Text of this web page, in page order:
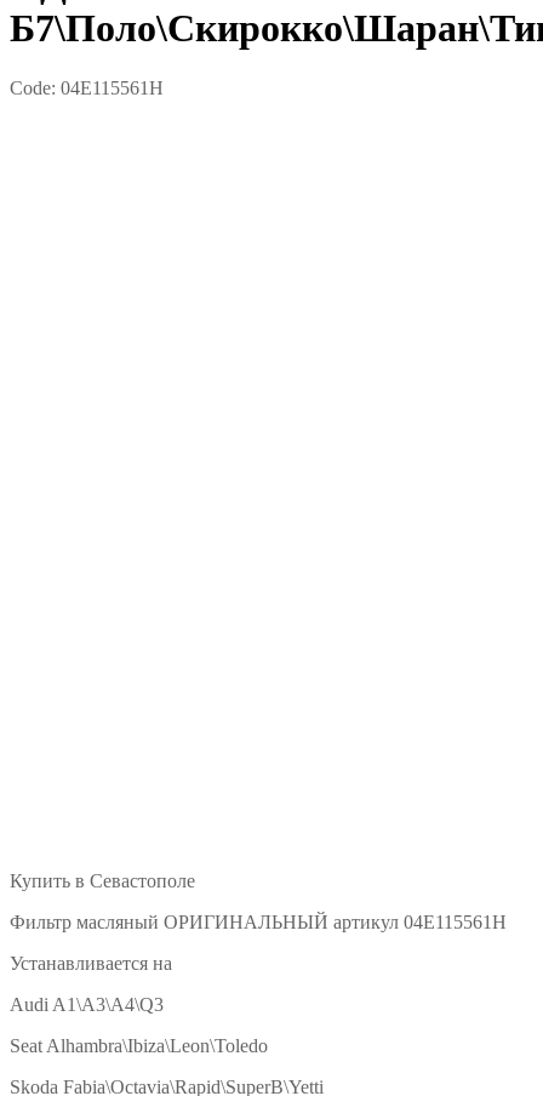
Code: 04E115561H
Купить в Севастополе
Фильтр масляный ОРИГИНАЛЬНЫЙ артикул 04E115561H
Устанавливается на
Audi A1\A3\A4\Q3
Seat Alhambra\Ibiza\Leon\Toledo
Skoda Fabia\Octavia\Rapid\SuperB\Yetti